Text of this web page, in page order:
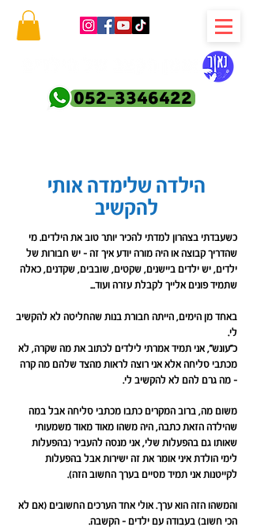
052-3346422
הילדה שלימדה אותי
להקשיב
כשעבדתי בצהרון למדתי להכיר יותר טוב את הילדים. מי
שהדריך קבוצה או היה מורה יודע איך זה - יש חבורות של
ילדים, יש ילדים ביישנים, שקטים, שובבים, שקדנים, כאלה
שתמיד פונים אלייך לקבלת עזרה ועוד...
באחד מן הימים, הייתה חבורת בנות שהחליטה לא להקשיב
לי.
כ"עונש", אני תמיד אמרתי לילדים לכתוב את מה שקרה, לא
מכתבי סליחה אלא אני רוצה לראות מהצד שלהם מה קרה
- מה גרם להם לא להקשיב לי.
משום מה, ברוב המקרים כתבו מכתבי סליחה אבל במה
שהילדה הזאת כתבה, היה משהו מאוד מאוד משמעותי
שאותו גם בהפעלות שלי, אני מנסה להעביר (בהפעלות
לימי הולדת איני אומר את זה ישירות אבל בהפעלות
לקייטנות אני תמיד מסיים בערך החשוב הזה).
והמשהו הזה הוא ערך. אולי אחד הערכים החשובים (אם לא
הכי חשוב) בעבודה עם ילדים - הקשבה.